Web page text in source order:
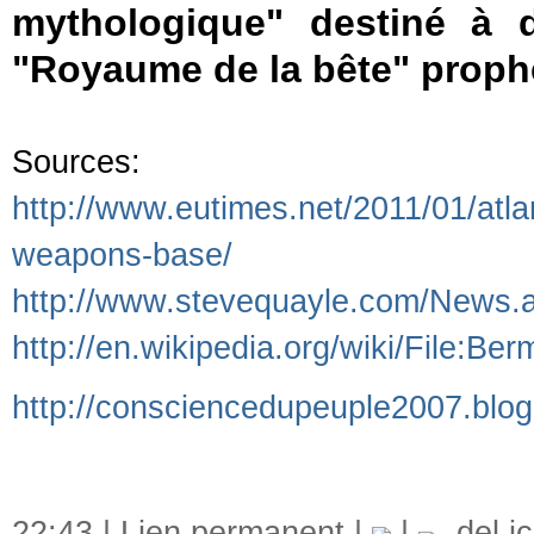
mythologique" destiné à
"Royaume de la bête"
Sources:
http://www.eutimes.net/2011/01/
weapons-base/
http://www.stevequayle.com/
http://en.wikipedia.org/wiki/
http://